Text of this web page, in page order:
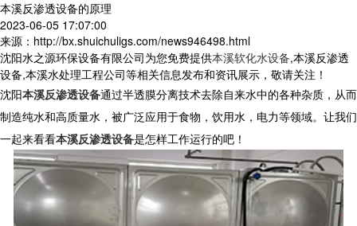
本溪反渗透设备的原理
2023-06-05 17:07:00
来源：http://bx.shuichuligs.com/news946498.html
沈阳水之源环保设备有限公司为您免费提供本溪软化水设备,本溪反渗透
设备,本溪水处理工程公司等相关信息发布和资讯展示，敬请关注！
沈阳本溪反渗透设备通过半透膜分离技术去除自来水中的各种杂质，从而
制造纯水和高质量水，被广泛应用于食物，饮用水，电力等领域。让我们
一起来看看本溪反渗透设备是怎样工作运行的吧！